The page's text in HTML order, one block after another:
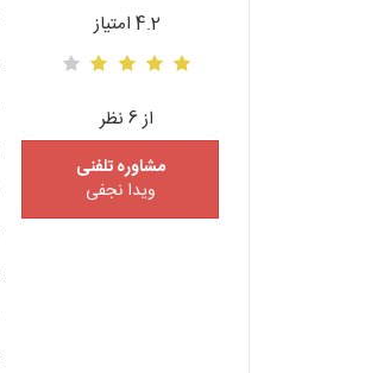
4.2 امتیاز
از 6 نظر
مشاوره تلفنی
ویدا نجفی